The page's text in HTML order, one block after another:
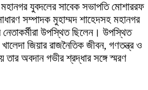
মহানগর যুবদলের সাবেক সভাপতি মোশাররফ
সম্পাদক মুহাম্মদ শাহেদসহ মহানগর
নেতাকর্মীরা উপস্থিত ছিলেন। উপস্থিত
জিয়ার রাজনৈতিক জীবন, গণতন্ত্র ও
তার অবদান গভীর শ্রদ্ধার সঙ্গে স্মরণ